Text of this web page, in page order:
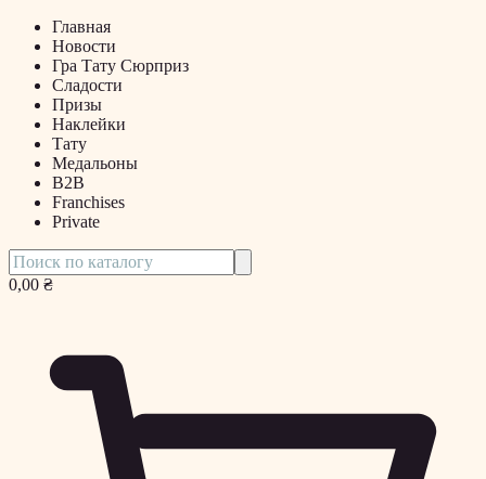
Главная
Новости
Гра Тату Сюрприз
Сладости
Призы
Наклейки
Тату
Медальоны
B2B
Franchises
Private
0,00 ₴